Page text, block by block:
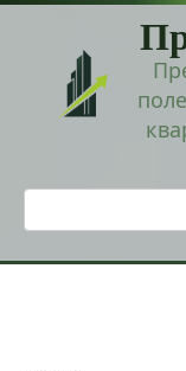
Перейти
Поиск: